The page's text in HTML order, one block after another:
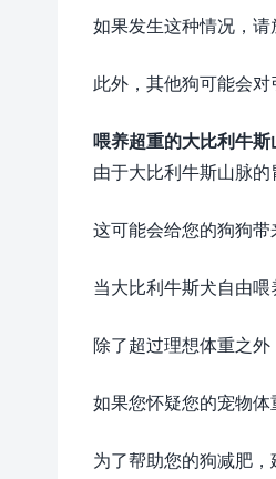
如果发生这种情况，
此外，其他狗可能会
喂养超重的大比利牛斯
由于大比利牛斯山脉的
这可能会给您的狗狗带
当大比利牛斯犬自由
除了超过理想体重之外
如果您怀疑您的宠物体
为了帮助您的狗减肥